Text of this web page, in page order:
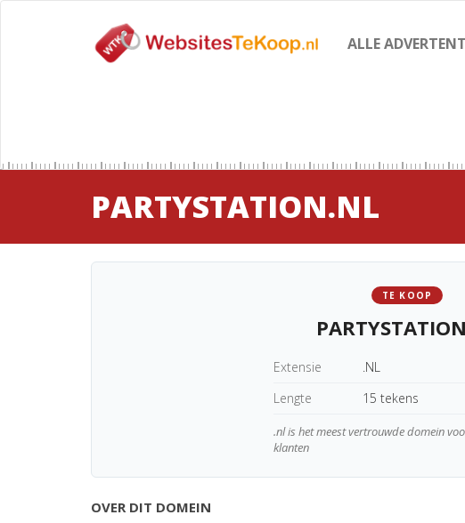
ALLE
PARTYSTATION.NL
TE KOOP
Extensie
.NL
Lengte
15 tekens
.nl is het meest vertrouwde domein
klanten
OVER DIT DOMEIN